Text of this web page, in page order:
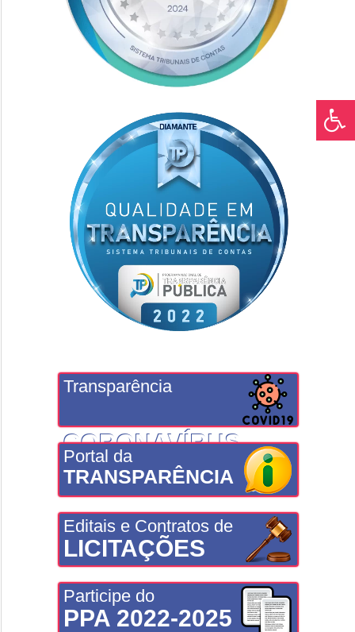
Transparência
CORONAVÍRUS
Portal da
TRANSPARÊNCIA
Editais e Contratos de
LICITAÇÕES
Participe do
PPA 2022-2025